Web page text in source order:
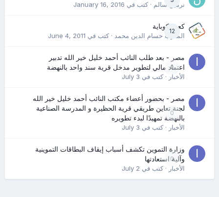
نرمين سالم· كتب في January 16, 2016
12
كعب كوباية
المدرب حسام الدين محمد· كتب في June 4, 2011
0
مصر - بعد طلب النائب أحمد خليل خير الله تدبير
اعتماد مالي لتطوير مدخل قرية سند واحد بالنهضة
الأخبار· كتب في July 3
0
مصر - بحضور أعضاء مكتب النائب أحمد خليل خير الله
لجنة تعاين طريقي قرية الحظيرة و المدرسة الصناعية
بالنهضة تمهيدًا لبدء تطويره
الأخبار· كتب في July 3
0
وزارة التموين تكشف أسباب إيقاف البطاقات التموينية
وآلية استعادتها
الأخبار· كتب في July 2